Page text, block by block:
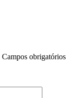
Campos obrigatórios